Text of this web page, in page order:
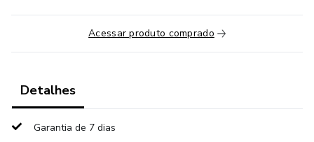
Acessar produto comprado
Detalhes
Garantia de 7 dias